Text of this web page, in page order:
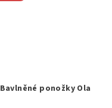
Bavlněné ponožky Ola